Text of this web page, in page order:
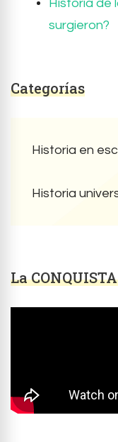
Historia de
surgieron?
Categorías
Historia en
Historia
La